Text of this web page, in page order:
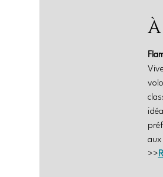
aux
>>